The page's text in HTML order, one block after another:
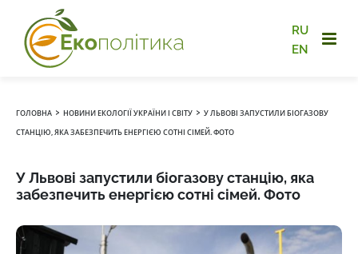
RU
EN
ГОЛОВНА › НОВИНИ ЕКОЛОГІЇ УКРАЇНИ І СВІТУ › У ЛЬВОВІ ЗАПУСТИЛИ БІОГАЗОВУ
СТАНЦІЮ, ЯКА ЗАБЕЗПЕЧИТЬ ЕНЕРГІЄЮ СОТНІ СІМЕЙ. ФОТО
У Львові запустили біогазову станцію, яка
забезпечить енергією сотні сімей. Фото